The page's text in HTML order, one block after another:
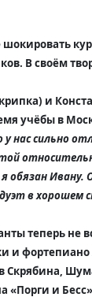
в. В своём
и
учёбы в
нас сильно
в хорошем
теперь не
и
Скрябина,
и